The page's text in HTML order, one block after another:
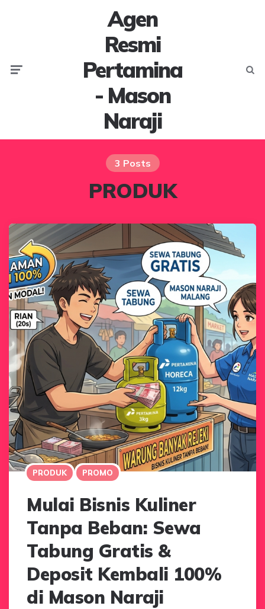
Agen
Resmi
Pertamina
- Mason
Naraji
3 Posts
PRODUK
PRODUK PROMO
Mulai Bisnis Kuliner
Tanpa Beban: Sewa
Tabung Gratis &
Deposit Kembali 100%
di Mason Naraji